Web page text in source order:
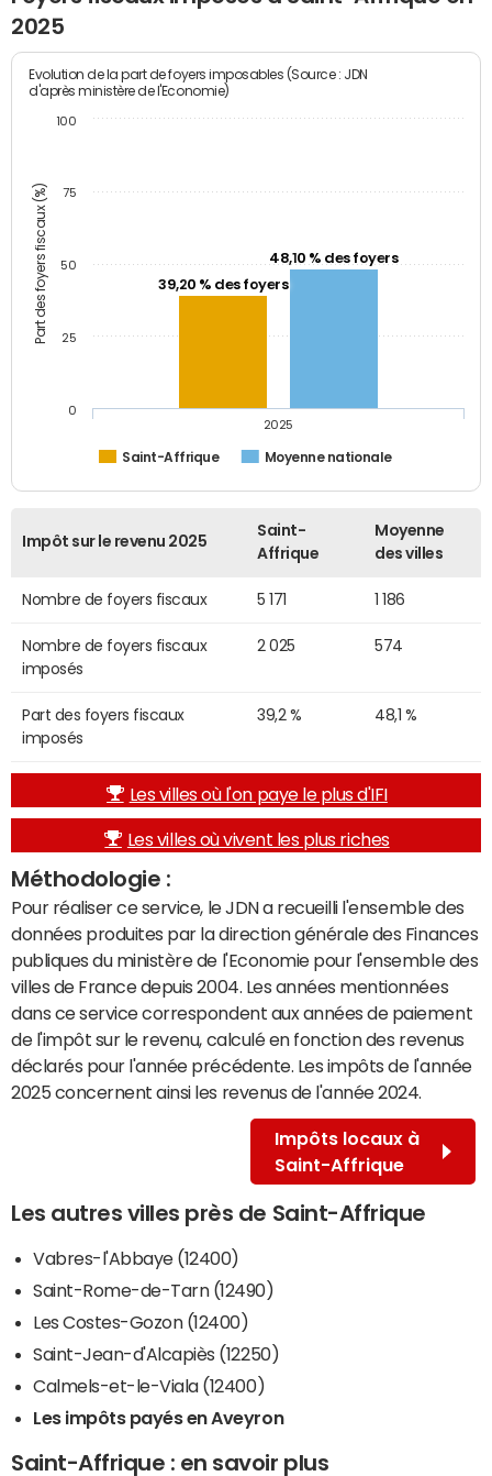
2025
Part des foyers fiscaux (%)
Evolution de la part de foyers imposables (Source : JDN
d'après ministère de l'Economie)
39,20 % des foyers
48,10 % des foyers
Saint-Affrique Moyenne nationale
2025
0
25
50
75
100
Impôt sur le revenu 2025
Saint-
Affrique
Moyenne
des villes
Nombre de foyers fiscaux 5 171 1 186
Nombre de foyers fiscaux
imposés
2 025 574
Part des foyers fiscaux
imposés
39,2 % 48,1 %
Les villes où l'on paye le plus d'IFI
Les villes où vivent les plus riches
Méthodologie :
Pour réaliser ce service, le JDN a recueilli l'ensemble des
données produites par la direction générale des Finances
publiques du ministère de l'Economie pour l'ensemble des
villes de France depuis 2004. Les années mentionnées
dans ce service correspondent aux années de paiement
de l'impôt sur le revenu, calculé en fonction des revenus
déclarés pour l'année précédente. Les impôts de l'année
2025 concernent ainsi les revenus de l'année 2024.
Impôts locaux à
Saint-Affrique
Les autres villes près de Saint-Affrique
Vabres-l'Abbaye (12400)
Saint-Rome-de-Tarn (12490)
Les Costes-Gozon (12400)
Saint-Jean-d'Alcapiès (12250)
Calmels-et-le-Viala (12400)
Les impôts payés en Aveyron
Saint-Affrique : en savoir plus